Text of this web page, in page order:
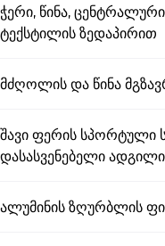
ჭერი, წინა,
ტექსტილის ზედაპირით
მძღოლის და წინა
შავი ფერის სპორტული
დასასვენებელი ადგილი
ალუმინის ზღურბლის